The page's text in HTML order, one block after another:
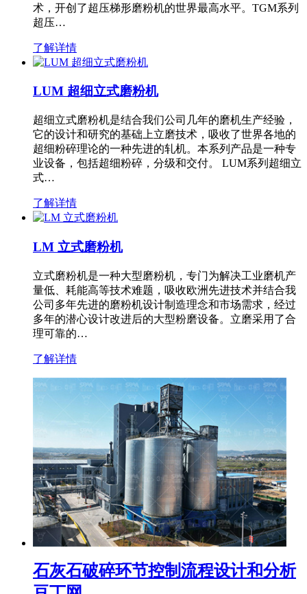
术，开创了超压梯形磨粉机的世界最高水平。TGM系列
超压…
了解详情
LUM 超细立式磨粉机
超细立式磨粉机是结合我们公司几年的磨机生产经验，
它的设计和研究的基础上立磨技术，吸收了世界各地的
超细粉碎理论的一种先进的轧机。本系列产品是一种专
业设备，包括超细粉碎，分级和交付。 LUM系列超细立
式…
了解详情
LM 立式磨粉机
立式磨粉机是一种大型磨粉机，专门为解决工业磨机产
量低、耗能高等技术难题，吸收欧洲先进技术并结合我
公司多年先进的磨粉机设计制造理念和市场需求，经过
多年的潜心设计改进后的大型粉磨设备。立磨采用了合
理可靠的…
了解详情
石灰石破碎环节控制流程设计和分析